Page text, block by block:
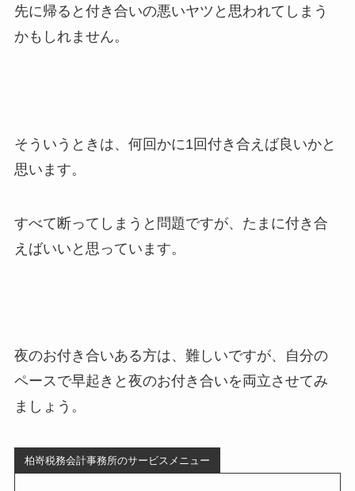
先に帰ると付き合いの悪いヤツと思われてしまう
かもしれません。
そういうときは、何回かに1回付き合えば良いかと
思います。
すべて断ってしまうと問題ですが、たまに付き合
えばいいと思っています。
夜のお付き合いある方は、難しいですが、自分の
ペースで早起きと夜のお付き合いを両立させてみ
ましょう。
柏嵜税務会計事務所のサービスメニュー